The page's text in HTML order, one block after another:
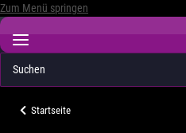
Zum Menü springen
Startseite